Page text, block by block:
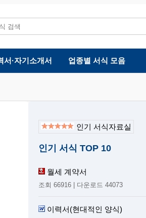
서·자기소개서 업종별 서식 모음
인기 서식자료실
인기 서식 TOP 10
월세 계약서
조회 66916 | 다운로드 44073
이력서(현대적인 양식)